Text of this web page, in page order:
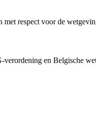
respect voor de
verordening en Belgische